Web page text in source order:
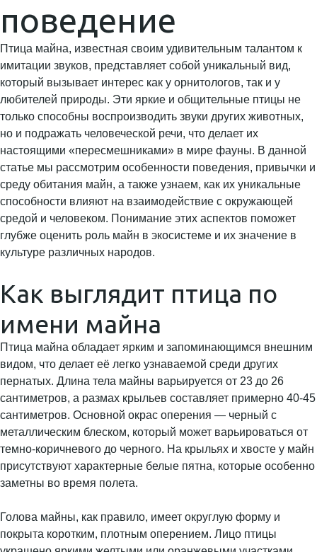
поведение
Птица майна, известная своим удивительным талантом к
имитации звуков, представляет собой уникальный вид,
который вызывает интерес как у орнитологов, так и у
любителей природы. Эти яркие и общительные птицы не
только способны воспроизводить звуки других животных,
но и подражать человеческой речи, что делает их
настоящими «пересмешниками» в мире фауны. В данной
статье мы рассмотрим особенности поведения, привычки и
среду обитания майн, а также узнаем, как их уникальные
способности влияют на взаимодействие с окружающей
средой и человеком. Понимание этих аспектов поможет
глубже оценить роль майн в экосистеме и их значение в
культуре различных народов.
Как выглядит птица по
имени майна
Птица майна обладает ярким и запоминающимся внешним
видом, что делает её легко узнаваемой среди других
пернатых. Длина тела майны варьируется от 23 до 26
сантиметров, а размах крыльев составляет примерно 40-45
сантиметров. Основной окрас оперения — черный с
металлическим блеском, который может варьироваться от
темно-коричневого до черного. На крыльях и хвосте у майн
присутствуют характерные белые пятна, которые особенно
заметны во время полета.
Голова майны, как правило, имеет округлую форму и
покрыта коротким, плотным оперением. Лицо птицы